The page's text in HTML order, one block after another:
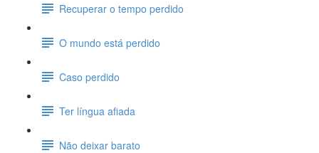
Recuperar o tempo perdido
O mundo está perdido
Caso perdido
Ter língua afiada
Não deixar barato